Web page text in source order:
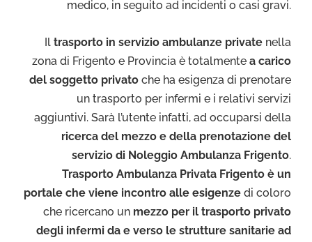
medico, in seguito ad incidenti o casi gravi.
Il trasporto in servizio ambulanze private nella
zona di Frigento e Provincia è totalmente a carico
del soggetto privato che ha esigenza di prenotare
un trasporto per infermi e i relativi servizi
aggiuntivi. Sarà l’utente infatti, ad occuparsi della
ricerca del mezzo e della prenotazione del
servizio di Noleggio Ambulanza Frigento.
Trasporto Ambulanza Privata Frigento è un
portale che viene incontro alle esigenze di coloro
che ricercano un mezzo per il trasporto privato
degli infermi da e verso le strutture sanitarie ad